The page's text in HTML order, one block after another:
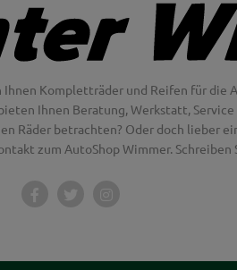
Kompletträder und Reifen für die
Ihnen Beratung, Werkstatt,
Räder betrachten? Oder doch lieber
zum AutoShop Wimmer. Schreiben